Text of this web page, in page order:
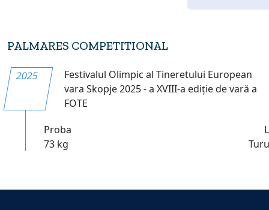
PALMARES COMPETITIONAL
2025
Festivalul Olimpic al Tineretului European
vara Skopje 2025 - a XVIII-a ediție de vară a
FOTE
Proba
73 kg